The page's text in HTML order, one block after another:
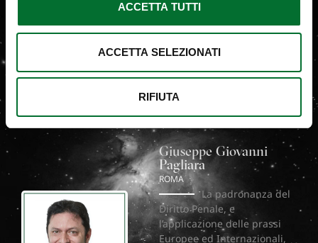
ACCETTA TUTTI
ACCETTA SELEZIONATI
RIFIUTA
predisposizione ad essere
immedesimarmi nel cliente
mi permette di assisterlo e
modi
Giuseppe Giovanni
Pagliara
ROMA
La padronanza del
Diritto Penale, e
l’applicazione delle prassi
Europee ed Internazionali,